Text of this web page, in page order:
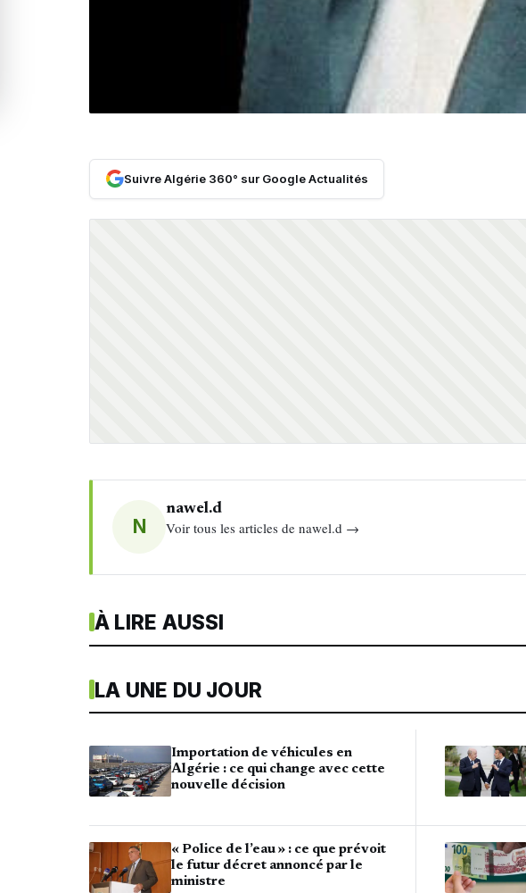
Suivre Algérie 360° sur Google Actualités
N
nawel.d
Voir tous les articles de nawel.d →
À LIRE AUSSI
LA UNE DU JOUR
Importation de véhicules en
Algérie : ce qui change avec cette
nouvelle décision
« Police de l’eau » : ce que prévoit
le futur décret annoncé par le
ministre